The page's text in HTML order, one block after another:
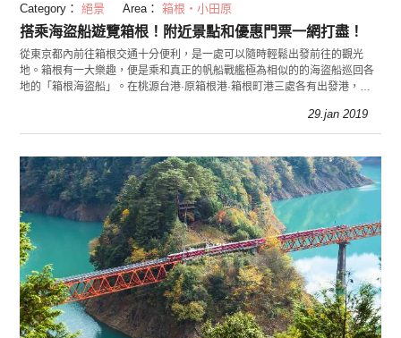
Category： 絕景 Area： 箱根・小田原
搭乘海盜船遊覽箱根！附近景點和優惠門票一網打盡！
從東京都內前往箱根交通十分便利，是一處可以隨時輕鬆出發前往的觀光
地。箱根有一大樂趣，便是乘和真正的帆船戰艦極為相似的的海盜船巡回各
地的「箱根海盜船」。在桃源台港·原箱根港·箱根町港三處各有出發港，它
29.jan 2019